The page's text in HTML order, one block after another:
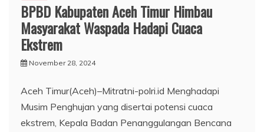
BPBD Kabupaten Aceh Timur Himbau
Masyarakat Waspada Hadapi Cuaca
Ekstrem
November 28, 2024
Aceh Timur(Aceh)–Mitratni-polri.id Menghadapi
Musim Penghujan yang disertai potensi cuaca
ekstrem, Kepala Badan Penanggulangan Bencana